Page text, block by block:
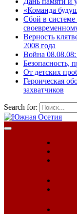
«Команда
Сбой в
Верность
2008 года
Война 08.08.08:
Безопасность,
От детских
Героическая
захватчиков
Search for: